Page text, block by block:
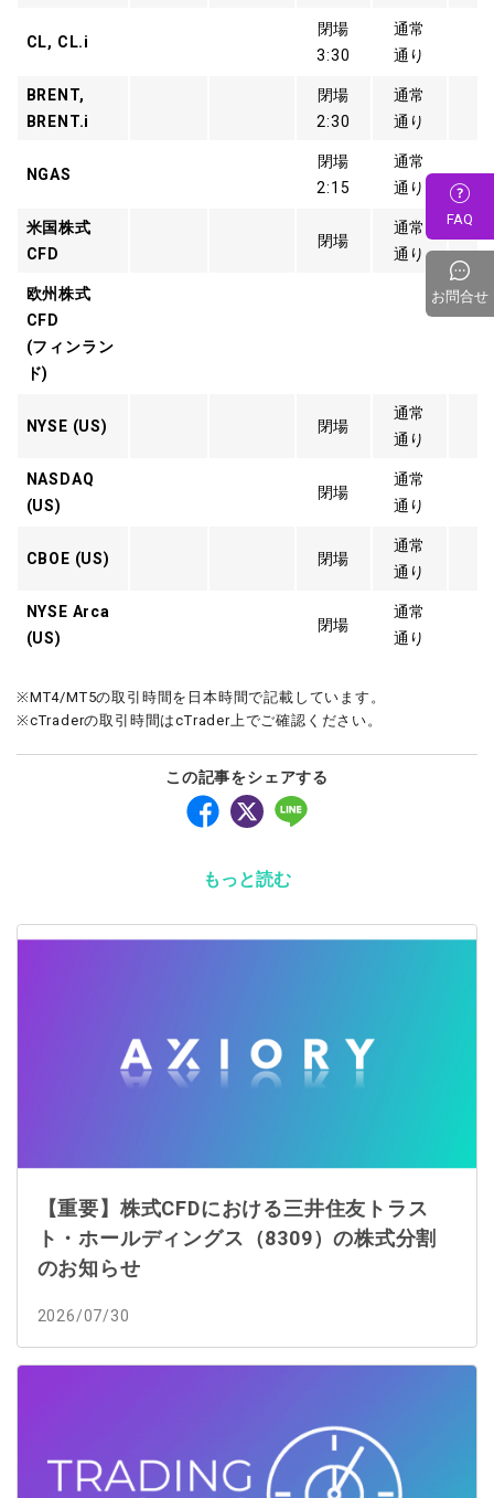
CL, CL.i
閉場
3:30
通常
通り
BRENT,
BRENT.i
閉場
2:30
通常
通り
NGAS
閉場
2:15
通常
通り
米国株式
CFD
閉場
通常
通り
欧州株式
CFD
(フィンラン
ド)
NYSE (US) 閉場
通常
通り
NASDAQ
(US)
閉場
通常
通り
CBOE (US) 閉場
通常
通り
NYSE Arca
(US)
閉場
通常
通り
※MT4/MT5の取引時間を日本時間で記載しています。
※cTraderの取引時間はcTrader上でご確認ください。
この記事をシェアする
もっと読む
【重要】株式CFDにおける三井住友トラス
ト・ホールディングス（8309）の株式分割
のお知らせ
2026/07/30
FAQ
お問合せ